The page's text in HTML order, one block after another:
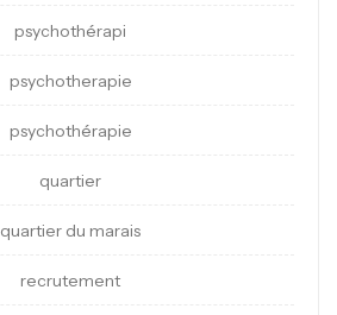
psychothérapi
psychotherapie
psychothérapie
quartier
quartier du marais
recrutement